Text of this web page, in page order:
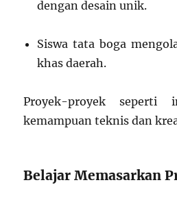
dengan desain unik.
Siswa tata boga
khas daerah.
Proyek-proyek seperti
kemampuan teknis dan
Belajar Memasarkan